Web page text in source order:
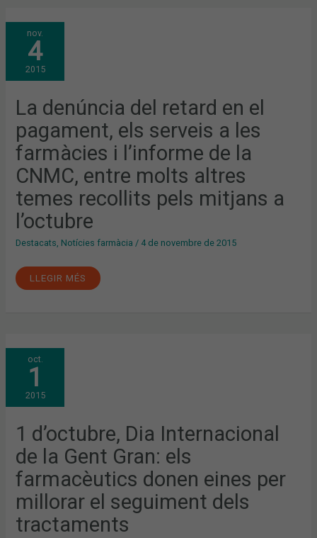
nov.
4
2015
La denúncia del retard en el
pagament, els serveis a les
farmàcies i l’informe de la
CNMC, entre molts altres
temes recollits pels mitjans a
l’octubre
Destacats, Notícies farmàcia / 4 de novembre de 2015
LA
DENÚNCIA
DEL
RETARD
EN
EL
PAGAMENT,
SERVEIS
A
LES
FARMÀCIES
I
L’INFORME
DE
LA
CNMC,
ENTRE
ALTRES
RECOLLITS
PELS
MITJANS
A
LLEGIR MÉS
oct.
1
2015
1 d’octubre, Dia Internacional
de la Gent Gran: els
farmacèutics donen eines per
millorar el seguiment dels
tractaments
1
D’OCTUBRE,
DIA
DE
LA
GENT
ELS
FARMACÈUTICS
DONEN
EINES
PER
EL
SEGUIMENT
DELS
TRACTAMENTS